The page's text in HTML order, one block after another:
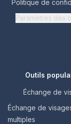
Politique de
Paramètres des
Outils
Échange de
Échange de
multiples